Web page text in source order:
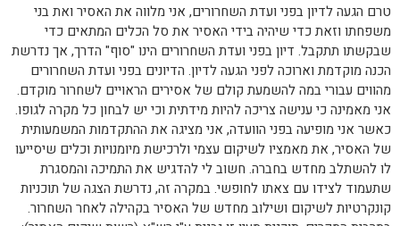
טרם הגעה לדיון בפני ועדת השחרורים, אני מלווה את האסיר ואת בני
משפחתו וזאת כדי שיהיה בידי האסיר את סל הכלים המתאים כדי
שבקשתו תתקבל. דיון בפני ועדת השחרורים הינו "סוף" הדרך, אך נדרשת
הכנה מוקדמת וארוכה לפני הגעה לדיון. הדיונים בפני ועדת השחרורים
מהווים עבורי במה להשמעת קולם של אסירים הראויים לשחרור מוקדם.
אני מאמינה כי ענישה צריכה להיות מידתית וכי יש לבחון כל מקרה לגופו.
כאשר אני מופיעה בפני הוועדה, אני מציגה את ההתקדמות המשמעותית
של האסיר, את מאמציו לשיקום עצמי ולרכישת מיומנויות וכלים שיסייעו
לו להשתלב מחדש בחברה. חשוב לי להדגיש את התמיכה והמסגרת
שתעמוד לצידו עם צאתו לחופשי. במקרה זה, נדרשת הצגה של תוכניות
קונקרטיות לשיקום ושילוב מחדש של האסיר בקהילה לאחר השחרור.